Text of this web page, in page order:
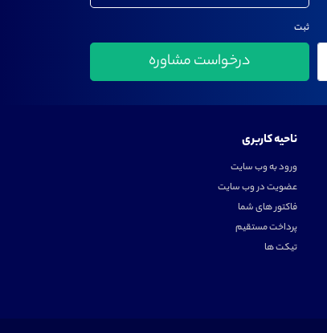
ثبت
ناحیه کاربری
ورود به وب سایت
عضویت در وب سایت
فاکتور های شما
پرداخت مستقیم
تیکت ها